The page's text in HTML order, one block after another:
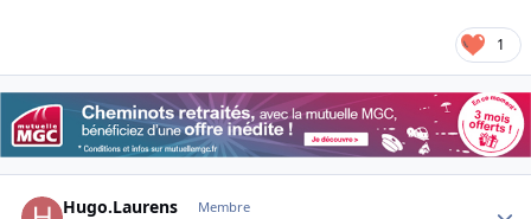
1
Hugo.Laurens Membre